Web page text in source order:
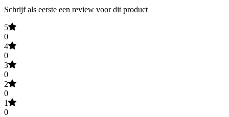
Schrijf als eerste een review voor dit product
5
0
4
0
3
0
2
0
1
0